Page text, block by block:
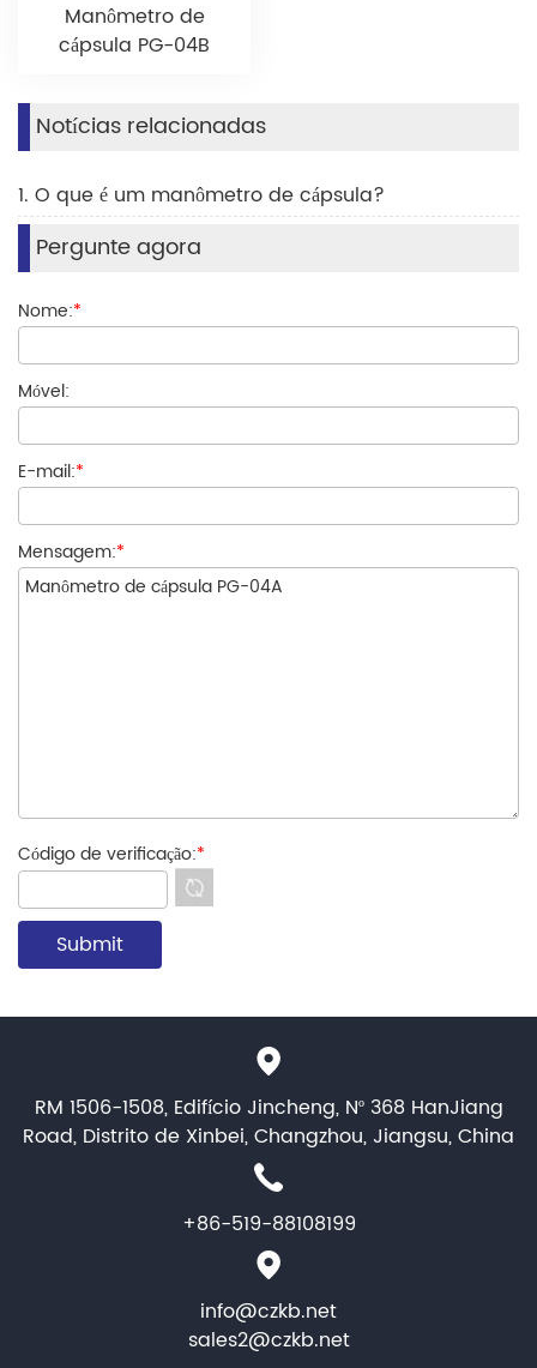
Manômetro de
cápsula PG-04B
Notícias relacionadas
1. O que é um manômetro de cápsula?
Pergunte agora
Nome:*
Móvel:
E-mail:*
Mensagem:*
Código de verificação:*
RM 1506-1508, Edifício Jincheng, Nº 368 HanJiang
Road, Distrito de Xinbei, Changzhou, Jiangsu, China
+86-519-88108199
info@czkb.net
sales2@czkb.net